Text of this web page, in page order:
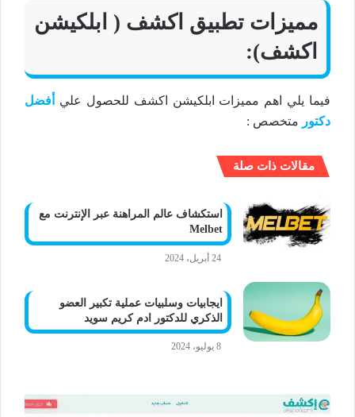
مميزات تطبيق اكشف ( ابلكيشن
اكشف):
فيما يلي اهم مميزات ابلكيشن اكشف للحصول علي أفضل
دكتور متخصص :
مقالات ذات صلة
استكشاف عالم المراهنة عبر الإنترنت مع
Melbet
24 أبريل، 2024
ايجابيات وسلبيات عملية تكبير العضو
الذكري للدكتور ادم كريم سويد
8 يوليو، 2024